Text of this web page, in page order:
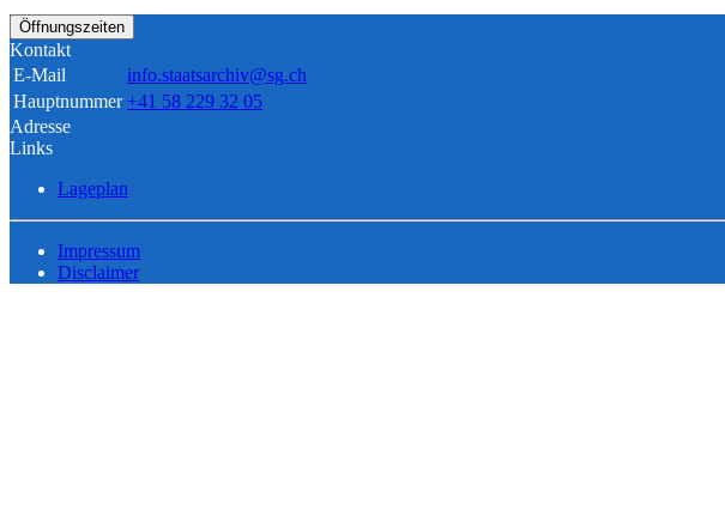
Öffnungszeiten
Kontakt
E-Mail
info.staatsarchiv@sg.ch
Hauptnummer +41 58 229 32 05
Adresse
Links
Lageplan
Impressum
Disclaimer